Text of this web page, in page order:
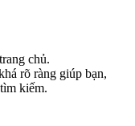
chủ.
rõ ràng giúp bạn,
kiếm.